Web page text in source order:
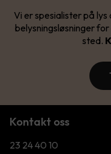
Vi er spesialister på
belysningsløsninger
sted.
Kontakt oss
23 24 40 10